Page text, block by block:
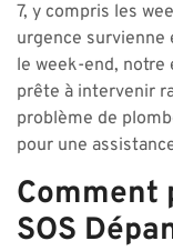
7, y compris les
urgence
le week-end,
prête à intervenir
problème de
pour une
SOS